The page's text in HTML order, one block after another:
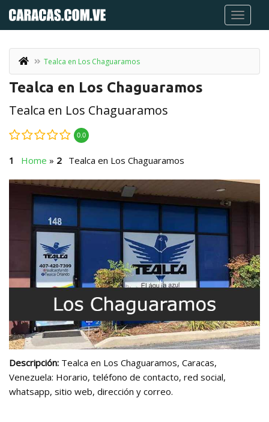
Tealca en Los Chaguaramos
Tealca en Los Chaguaramos
Tealca en Los Chaguaramos
0.0
Home » Tealca en Los Chaguaramos
Descripción: Tealca en Los Chaguaramos, Caracas,
Venezuela: Horario, teléfono de contacto, red social,
whatsapp, sitio web, dirección y correo.